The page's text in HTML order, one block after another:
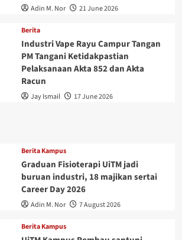
Adin M. Nor 21 June 2026
Berita
Industri Vape Rayu Campur Tangan
PM Tangani Ketidakpastian
Pelaksanaan Akta 852 dan Akta
Racun
Jay Ismail 17 June 2026
Berita Kampus
Graduan Fisioterapi UiTM jadi
buruan industri, 18 majikan sertai
Career Day 2026
Adin M. Nor 7 August 2026
Berita Kampus